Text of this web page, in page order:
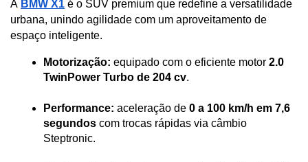
A BMW X1 é o SUV premium que redefine a versatilidade
urbana, unindo agilidade com um aproveitamento de
espaço inteligente.
Motorização: equipado com o eficiente motor 2.0
TwinPower Turbo de 204 cv.
Performance: aceleração de 0 a 100 km/h em 7,6
segundos com trocas rápidas via câmbio
Steptronic.